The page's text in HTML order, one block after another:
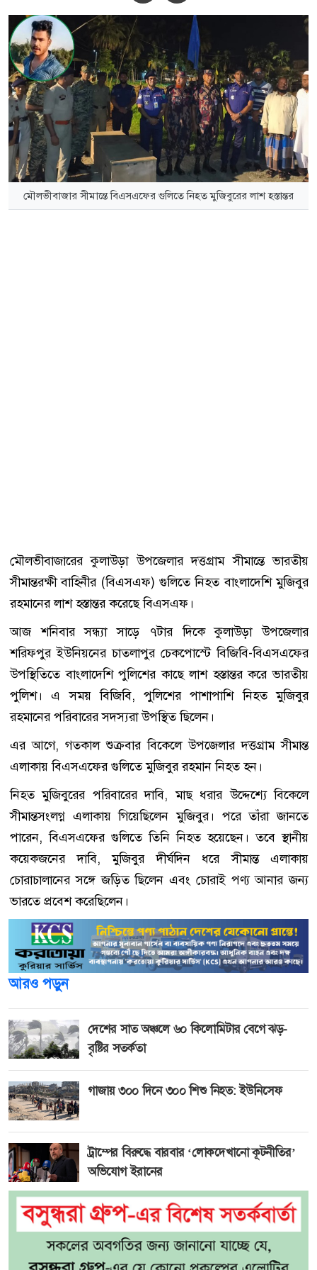
মৌলভীবাজার সীমান্তে বিএসএফের গুলিতে নিহত মুজিবুরের লাশ হস্তান্তর
মৌলভীবাজারের কুলাউড়া উপজেলার দত্তগ্রাম সীমান্তে ভারতীয়
সীমান্তরক্ষী বাহিনীর (বিএসএফ) গুলিতে নিহত বাংলাদেশি মুজিবুর
রহমানের লাশ হস্তান্তর করেছে বিএসএফ।
আজ শনিবার সন্ধ্যা সাড়ে ৭টার দিকে কুলাউড়া উপজেলার
শরিফপুর ইউনিয়নের চাতলাপুর চেকপোস্টে বিজিবি-বিএসএফের
উপস্থিতিতে বাংলাদেশি পুলিশের কাছে লাশ হস্তান্তর করে ভারতীয়
পুলিশ। এ সময় বিজিবি, পুলিশের পাশাপাশি নিহত মুজিবুর
রহমানের পরিবারের সদস্যরা উপস্থিত ছিলেন।
এর আগে, গতকাল শুক্রবার বিকেলে উপজেলার দত্তগ্রাম সীমান্ত
এলাকায় বিএসএফের গুলিতে মুজিবুর রহমান নিহত হন।
নিহত মুজিবুরের পরিবারের দাবি, মাছ ধরার উদ্দেশ্যে বিকেলে
সীমান্তসংলগ্ন এলাকায় গিয়েছিলেন মুজিবুর। পরে তাঁরা জানতে
পারেন, বিএসএফের গুলিতে তিনি নিহত হয়েছেন। তবে স্থানীয়
কয়েকজনের দাবি, মুজিবুর দীর্ঘদিন ধরে সীমান্ত এলাকায়
চোরাচালানের সঙ্গে জড়িত ছিলেন এবং চোরাই পণ্য আনার জন্য
ভারতে প্রবেশ করেছিলেন।
আরও পড়ুন
দেশের সাত অঞ্চলে ৬০ কিলোমিটার বেগে ঝড়-
বৃষ্টির সতর্কতা
গাজায় ৩০০ দিনে ৩০০ শিশু নিহত: ইউনিসেফ
ট্রাম্পের বিরুদ্ধে বারবার ‘লোকদেখানো কূটনীতির’
অভিযোগ ইরানের